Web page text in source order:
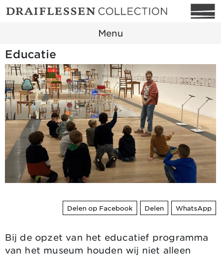
Menu
Educatie
Delen op Facebook Delen WhatsApp
Bij de opzet van het educatief programma
van het museum houden wij niet alleen